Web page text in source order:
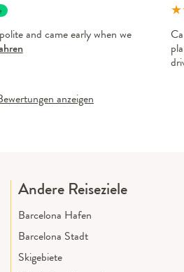
and came early when we
★
anzeigen
Andere Reiseziele
Barcelona Hafen
Barcelona Stadt
Skigebiete